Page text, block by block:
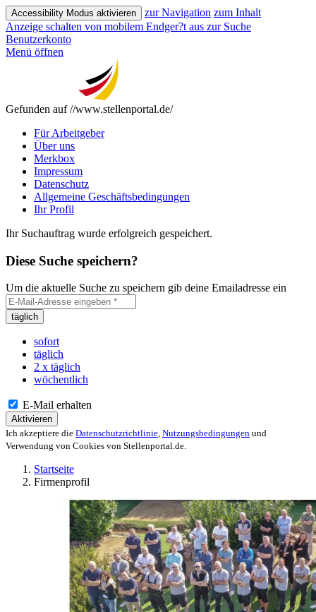
Accessibility Modus aktivieren zur Navigation zum Inhalt
Anzeige schalten von mobilem Endger?t aus zur Suche
Benutzerkonto
Menü öffnen
Gefunden auf //www.stellenportal.de/
Für Arbeitgeber
Über uns
Merkbox
Impressum
Datenschutz
Allgemeine Geschäftsbedingungen
Ihr Profil
Ihr Suchauftrag wurde erfolgreich gespeichert.
Diese Suche speichern?
Um die aktuelle Suche zu speichern gib deine Emailadresse ein
täglich
sofort
täglich
2 x täglich
wöchentlich
E-Mail erhalten
Aktivieren
Ich akzeptiere die Datenschutzrichtlinie, Nutzungsbedingungen und
Verwendung von Cookies von Stellenportal.de.
Startseite
Firmenprofil